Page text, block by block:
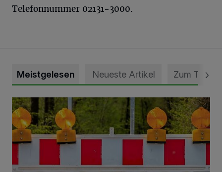
Telefonnummer 02131-3000.
Meistgelesen Neueste Artikel Zum Thema
Vollsperrung der Talstraße in Grevenbroich-Kapellen